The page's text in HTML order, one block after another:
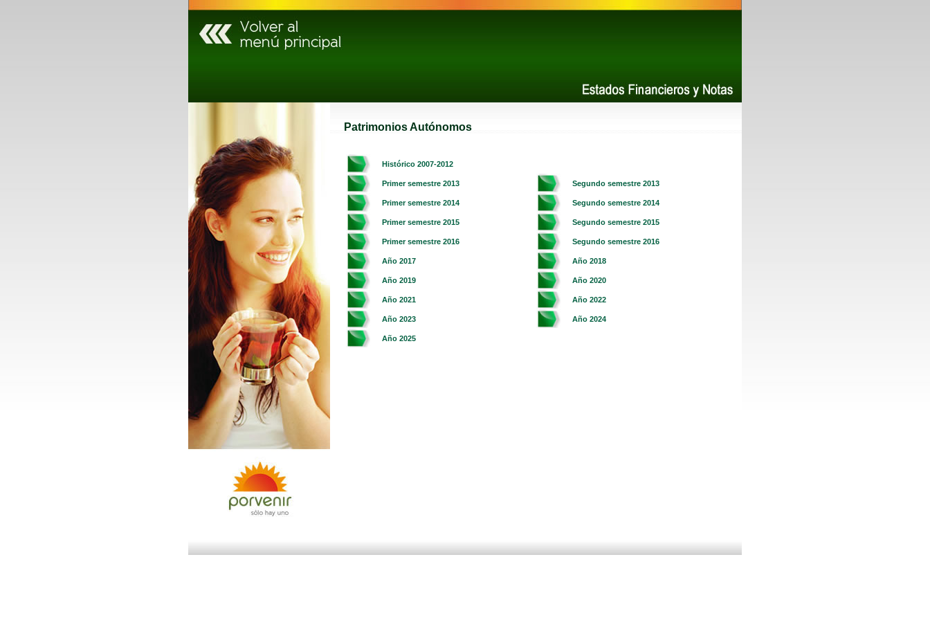
Patrimonios Autónomos
Histórico 2007-2012
Primer semestre 2013 Segundo semestre 2013
Primer semestre 2014 Segundo semestre 2014
Primer semestre 2015 Segundo semestre 2015
Primer semestre 2016 Segundo semestre 2016
Año 2017 Año 2018
Año 2019 Año 2020
Año 2021 Año 2022
Año 2023 Año 2024
Año 2025